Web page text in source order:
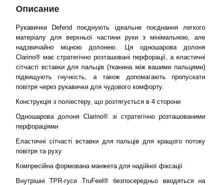
Описание
Рукавички Defend поєднують ідеальне поєднання легкого
матеріалу для верхньої частини руки з мінімальною, але
надзвичайно міцною долонею. Ця одношарова долоня
Clarino® має стратегічно розташовані перфорації, а еластичні
сітчасті вставки для пальців (тканина між вашими пальцями)
підвищують гнучкість, а також допомагають пропускати
повітря через рукавички для чудового комфорту.
Конструкція з поліестеру, що розтягується в 4 сторони
Одношарова долоня Clarino® зі стратегічно розташованими
перфораціями
Еластичні сітчасті вставки для пальців для кращого потоку
повітря та руху
Компресійна формована манжета для надійної фіксації
Внутрішні TPR-гуси TruFeel® безпосередньо вводяться на